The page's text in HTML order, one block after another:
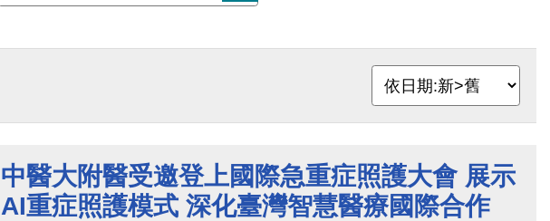
中醫大附醫受邀登上國際急重症照護大會 展示
AI重症照護模式 深化臺灣智慧醫療國際合作